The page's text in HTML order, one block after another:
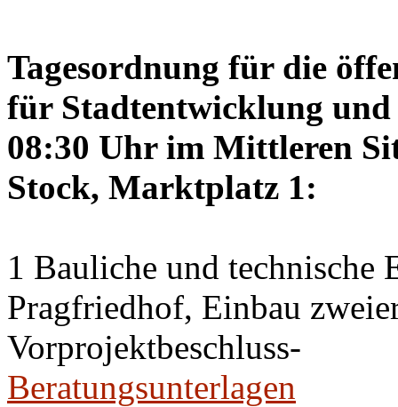
Tagesordnung für die
für Stadtentwicklung und
08:30 Uhr im Mittleren
Stock, Marktplatz 1:
1 Bauliche und technische
Pragfriedhof, Einbau
Vorprojektbeschluss-
Beratungsunterlagen